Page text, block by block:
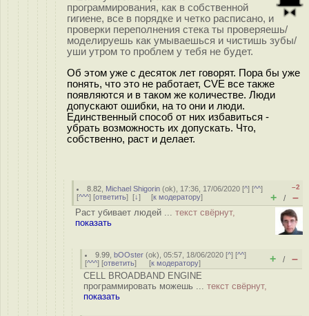
программирования, как в собственной
гигиене, все в порядке и четко расписано, и
проверки переполнения стека ты проверяешь/
моделируешь как умываешься и чистишь зубы/
уши утром то проблем у тебя не будет.
Об этом уже с десяток лет говорят. Пора бы уже
понять, что это не работает, CVE все также
появляются и в таком же количестве. Люди
допускают ошибки, на то они и люди.
Единственный способ от них избавиться -
убрать возможность их допускать. Что,
собственно, раст и делает.
8.82 Michael Shigorin (ok), 17:36, 17/06/2020 [^] [^^]
[^^^] [ответить] [↓] [к модератору]
–2
+ / –
Раст убивает людей ... текст свёрнут,
показать
9.99 ,bOOster (ok), 05:57, 18/06/2020 [^] [^^]
[^^^] [ответить] [к модератору] + / –
CELL BROADBAND ENGINE
программировать можешь ... текст свёрнут,
показать